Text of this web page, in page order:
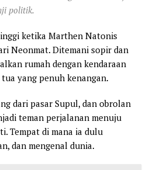
politik.
ketika Marthen Natonis
Neonmat. Ditemani sopir dan
rumah dengan kendaraan
yang penuh kenangan.
dari pasar Supul, dan obrolan
teman perjalanan menuju
Tempat di mana ia dulu
dan mengenal dunia.